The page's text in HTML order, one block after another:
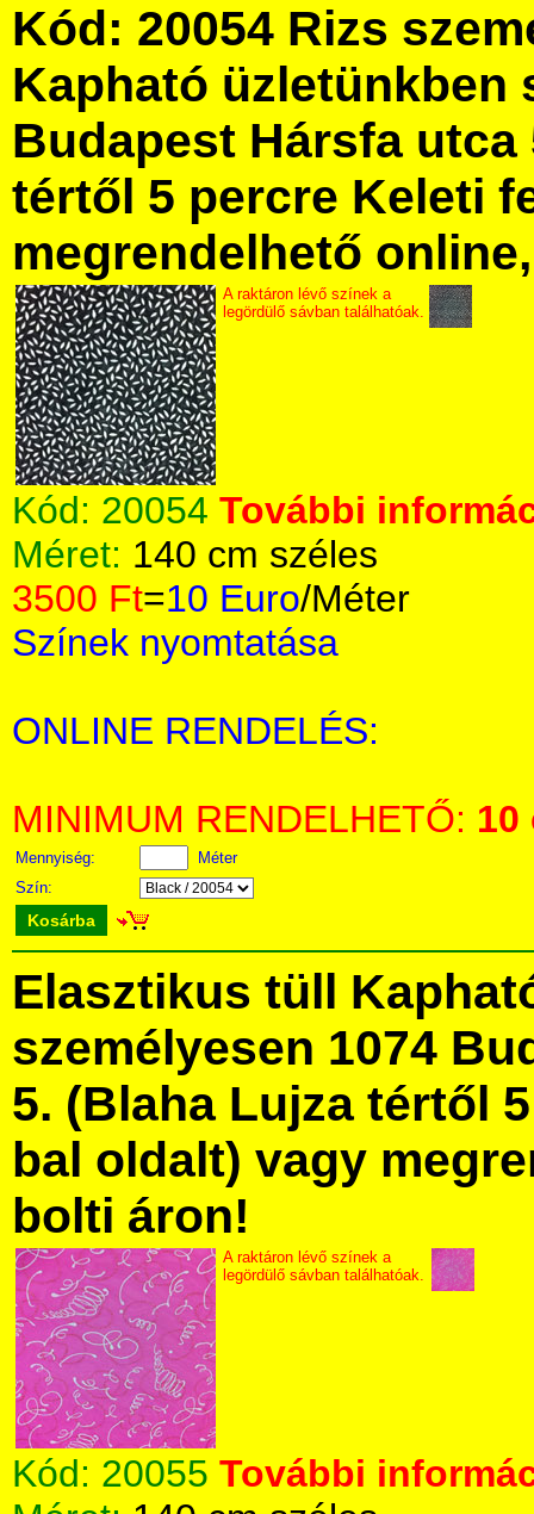
Kód: 20054 Rizs
Kapható üzletünkben
Budapest Hársfa utca
tértől 5 percre Keleti
megrendelhető
A raktáron lévő színek a
legördülő sávban találhatóak.
Kód: 20054 További
Méret: 140 cm széles
3500 Ft=10 Euro/Méter
Színek nyomtatása
ONLINE RENDELÉS:
MINIMUM RENDELHETŐ: 10
Mennyiség:
Méter
Szín:
Kosárba
Elasztikus tüll
személyesen 1074
5. (Blaha Lujza tértől
bal oldalt) vagy
bolti áron!
A raktáron lévő színek a
legördülő sávban találhatóak.
Kód: 20055 További